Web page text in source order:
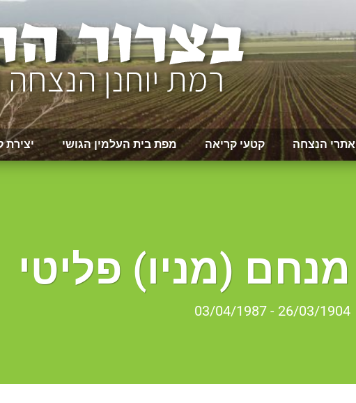
אתרי הנצחה קטעי קריאה מפת בית העלמין הגושי יצירת
מנחם (מניו) פליטי
26/03/1904 - 03/04/1987